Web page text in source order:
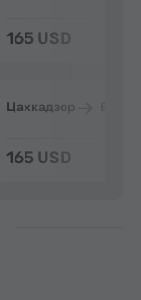
165 USD
Цахкадзор
165 USD